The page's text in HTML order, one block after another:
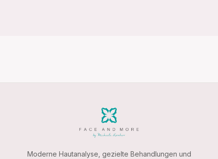
Moderne Hautanalyse, gezielte Behandlungen und